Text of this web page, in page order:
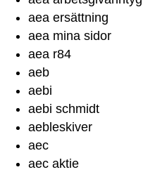
aea ersättning
aea mina sidor
aea r84
aeb
aebi
aebi schmidt
aebleskiver
aec
aec aktie